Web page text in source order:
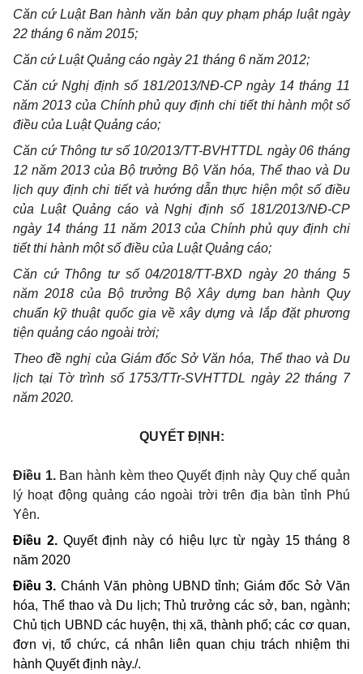
Căn cứ Luật Ban hành văn bản quy phạm pháp luật ngày
22 tháng 6 năm 2015;
Căn cứ Luật Quảng cáo ngày 21 tháng 6 năm 2012;
Căn cứ Nghị định số 181/2013/NĐ-CP ngày 14 tháng 11
năm 2013 của Chính phủ quy định chi tiết thi hành một số
điều của Luật Quảng cáo;
Căn cứ Thông tư số 10/2013/TT-BVHTTDL ngày 06 tháng
12 năm 2013 của Bộ trưởng Bộ Văn hóa, Thể thao và Du
lịch quy định chi tiết và hướng dẫn thực hiện một số điều
của Luật Quảng cáo và Nghị định số 181/2013/NĐ-CP
ngày 14 tháng 11 năm 2013 của Chính phủ quy định chi
tiết thi hành một số điều của Luật Quảng cáo;
Căn cứ Thông tư số 04/2018/TT-BXD ngày 20 tháng 5
năm 2018 của Bộ trưởng Bộ Xây dựng ban hành Quy
chuẩn kỹ thuật quốc gia về xây dựng và lắp đặt phương
tiện quảng cáo ngoài trời;
Theo đề nghị của Giám đốc Sở Văn hóa, Thể thao và Du
lịch tại Tờ trình số 1753/TTr-SVHTTDL ngày 22 tháng 7
năm 2020.
QUYẾT ĐỊNH:
Điều 1.Ban hành kèm theo Quyết định này Quy chế quản
lý hoạt động quảng cáo ngoài trời trên địa bàn tỉnh Phú
Yên.
Điều 2.Quyết định này có hiệu lực từ ngày 15 tháng 8
năm 2020
Điều 3. Chánh Văn phòng UBND tỉnh; Giám đốc Sở Văn
hóa, Thể thao và Du lịch; Thủ trưởng các sở, ban, ngành;
Chủ tịch UBND các huyện, thị xã, thành phố; các cơ quan,
đơn vị, tổ chức, cá nhân liên quan chịu trách nhiệm thi
hành Quyết định này./.